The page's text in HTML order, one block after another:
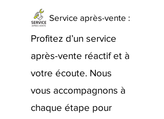
Service après-vente :
Profitez d’un service
après-vente réactif et à
votre écoute. Nous
vous accompagnons à
chaque étape pour